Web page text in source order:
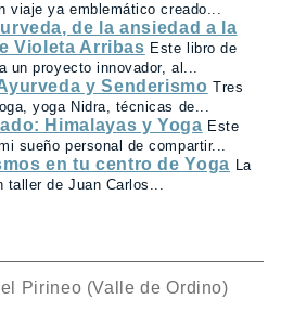
viaje ya emblemático creado...
de la ansiedad a la
Violeta Arribas Este libro de
un proyecto innovador, al...
y Senderismo Tres
yoga Nidra, técnicas de...
Himalayas y Yoga Este
sueño personal de compartir...
en tu centro de Yoga La
taller de Juan Carlos...
Pirineo (Valle de Ordino)